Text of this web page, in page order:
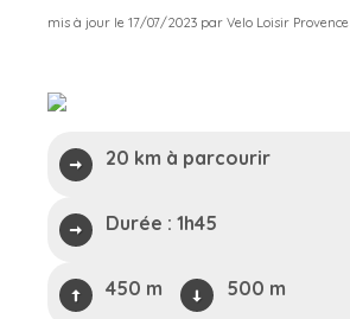
mis à jour le 17/07/2023 par Velo Loisir Provence
20 km à parcourir
Durée : 1h45
450 m 500 m